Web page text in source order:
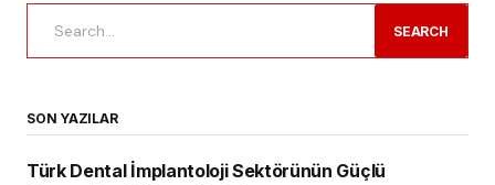
SEARCH
SON YAZILAR
Türk Dental İmplantoloji Sektörünün Güçlü